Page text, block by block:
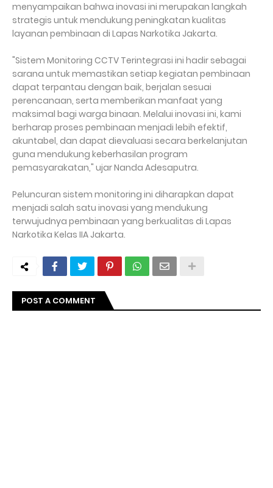
menyampaikan bahwa inovasi ini merupakan langkah
strategis untuk mendukung peningkatan kualitas
layanan pembinaan di Lapas Narkotika Jakarta.
"Sistem Monitoring CCTV Terintegrasi ini hadir sebagai
sarana untuk memastikan setiap kegiatan pembinaan
dapat terpantau dengan baik, berjalan sesuai
perencanaan, serta memberikan manfaat yang
maksimal bagi warga binaan. Melalui inovasi ini, kami
berharap proses pembinaan menjadi lebih efektif,
akuntabel, dan dapat dievaluasi secara berkelanjutan
guna mendukung keberhasilan program
pemasyarakatan," ujar Nanda Adesaputra.
Peluncuran sistem monitoring ini diharapkan dapat
menjadi salah satu inovasi yang mendukung
terwujudnya pembinaan yang berkualitas di Lapas
Narkotika Kelas IIA Jakarta.
POST A COMMENT